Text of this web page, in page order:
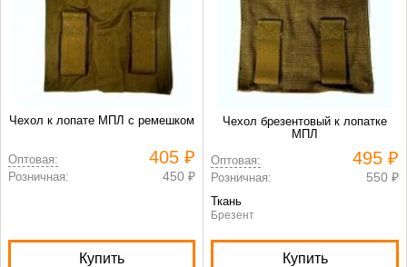
Чехол к лопате МПЛ с ремешком
Оптовая: 405 ₽
Розничная: 450 ₽
Купить
Чехол брезентовый к лопатке
МПЛ
Оптовая:
495 ₽
Розничная: 550 ₽
Ткань
Брезент
Купить